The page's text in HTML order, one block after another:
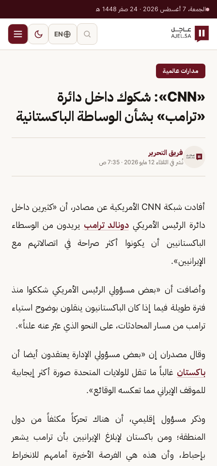
الجمعة، 7 أغسطس 2026 · 24 صفر 1448 هـ
EN
مدارات عالمية
«CNN»: شكوك داخل دائرة
«ترامب» بشأن الوساطة الباكستانية
فريق التحرير
نُشر في الثلاثاء 12 مايو 2026 · 7:35 ص
أفادت شبكة CNN الأمريكية عن مصادر، أن «كثيرين داخل
دائرة الرئيس الأمريكي دونالد ترامب يريدون من الوسطاء
الباكستانيين أن يكونوا أكثر صراحة في اتصالاتهم مع
الإيرانيين».
وأضافت أن «بعض مسؤولي الرئيس الأمريكي شككوا منذ
فترة طويلة فيما إذا كان الباكستانيون ينقلون بوضوح استياء
ترامب من مسار المحادثات، على النحو الذي عبّر عنه علناً».
وقال مصدران إن «بعض مسؤولي الإدارة يعتقدون أيضا أن
باكستان غالباً ما تنقل للولايات المتحدة صورة أكثر إيجابية
للموقف الإيراني مما تعكسه الوقائع».
وذكر مسؤول إقليمي، أن هناك تحركاً مكثفاً من دول
المنطقة؛ ومن باكستان لإبلاغ الإيرانيين بأن ترامب يشعر
بإحباط، وأن هذه هي الفرصة الأخيرة أمامهم للانخراط